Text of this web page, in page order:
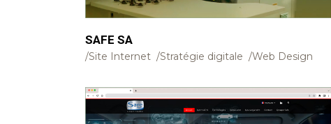
SAFE SA
Site Internet Stratégie digitale Web Design